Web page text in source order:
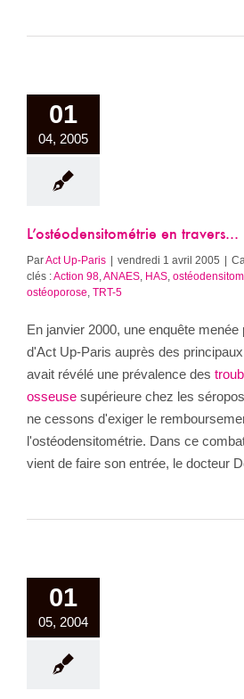
01
04, 2005
L’ostéodensitométrie en travers…
ParAct Up-Paris | vendredi 1 avril 2005 |
clés :Action 98 ANAES HAS
ostéoporose TRT-5
En janvier 2000, une enquête menée
d'Act Up-Paris auprès des
avait révélé une prévalence des
osseuse supérieure chez les
ne cessons d'exiger le
l'ostéodensitométrie. Dans ce
vient de faire son entrée, le docteur
01
05, 2004